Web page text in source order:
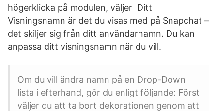
högerklicka på modulen, väljer Ditt
Visningsnamn är det du visas med på Snapchat –
det skiljer sig från ditt användarnamn. Du kan
anpassa ditt visningsnamn när du vill.
Om du vill ändra namn på en Drop-Down
lista i efterhand, gör du enligt följande: Först
väljer du att ta bort dekorationen genom att